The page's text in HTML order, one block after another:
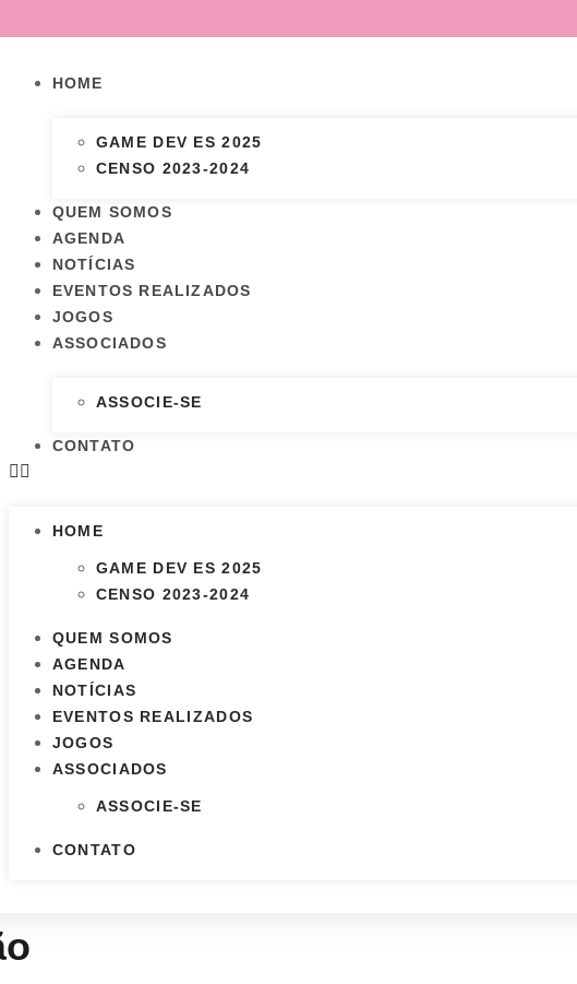
HOME
GAME DEV ES 2025
CENSO 2023-2024
QUEM SOMOS
AGENDA
NOTÍCIAS
EVENTOS REALIZADOS
JOGOS
ASSOCIADOS
ASSOCIE-SE
CONTATO
HOME
GAME DEV ES 2025
CENSO 2023-2024
QUEM SOMOS
AGENDA
NOTÍCIAS
EVENTOS REALIZADOS
JOGOS
ASSOCIADOS
ASSOCIE-SE
CONTATO